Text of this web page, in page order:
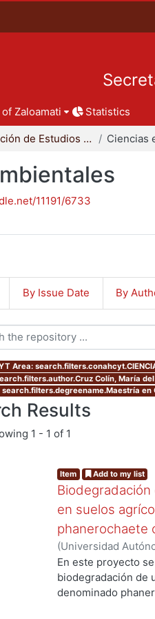
of Zaloamati Statistics
Coordinación de Estudios de Posgrado - CBI
11191/6733
By Issue Date By
Area:
Colín, María
search.filters.degreename.Maestría
Results
1 - 1 of 1
Item Add to my list
en suelos
phanerochaete
(Universidad
de Servicios de
En este proyecto
biodegradación de
denominado